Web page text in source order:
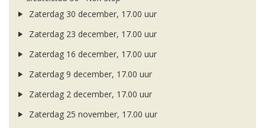
Zaterdag 30 december, 17.00 uur
Zaterdag 23 december, 17.00 uur
Zaterdag 16 december, 17.00 uur
Zaterdag 9 december, 17.00 uur
Zaterdag 2 december, 17.00 uur
Zaterdag 25 november, 17.00 uur